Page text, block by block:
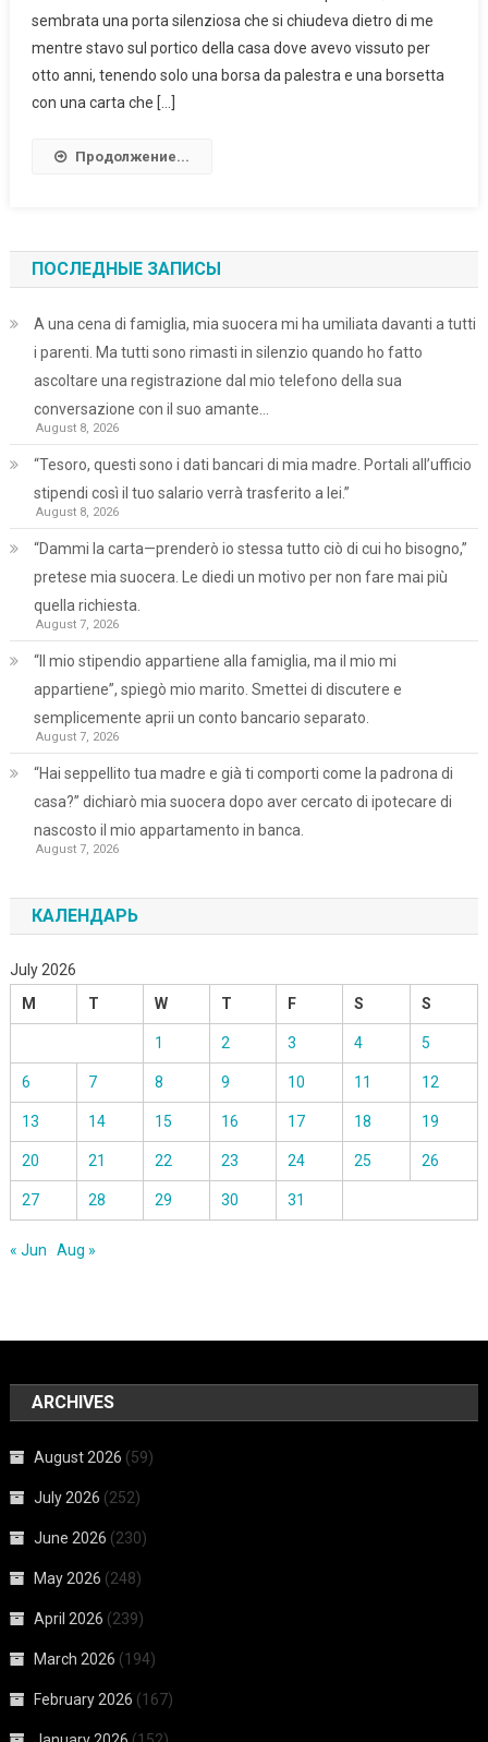
sembrata una porta silenziosa che si chiudeva dietro di me
mentre stavo sul portico della casa dove avevo vissuto per
otto anni, tenendo solo una borsa da palestra e una borsetta
con una carta che […]
Продолжение...
ПОСЛЕДНЫЕ ЗАПИСЫ
A una cena di famiglia, mia suocera mi ha umiliata davanti a tutti
i parenti. Ma tutti sono rimasti in silenzio quando ho fatto
ascoltare una registrazione dal mio telefono della sua
conversazione con il suo amante…
August 8, 2026
“Tesoro, questi sono i dati bancari di mia madre. Portali all’ufficio
stipendi così il tuo salario verrà trasferito a lei.”
August 8, 2026
“Dammi la carta—prenderò io stessa tutto ciò di cui ho bisogno,”
pretese mia suocera. Le diedi un motivo per non fare mai più
quella richiesta.
August 7, 2026
“Il mio stipendio appartiene alla famiglia, ma il mio mi
appartiene”, spiegò mio marito. Smettei di discutere e
semplicemente aprii un conto bancario separato.
August 7, 2026
“Hai seppellito tua madre e già ti comporti come la padrona di
casa?” dichiarò mia suocera dopo aver cercato di ipotecare di
nascosto il mio appartamento in banca.
August 7, 2026
КАЛЕНДАРЬ
July 2026
M
T W T F S S
1 2 3 4 5
6 7 8 9 10 11 12
13 14 15 16 17 18 19
20 21 22 23 24 25 26
27 28 29 30 31
« Jun Aug »
ARCHIVES
August 2026 (59)
July 2026 (252)
June 2026 (230)
May 2026 (248)
April 2026 (239)
March 2026 (194)
February 2026 (167)